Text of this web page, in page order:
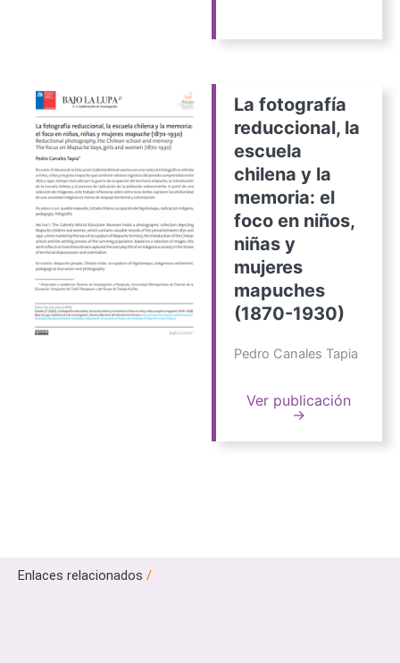
La fotografía
reduccional, la
escuela
chilena y la
memoria: el
foco en niños,
niñas y
mujeres
mapuches
(1870-1930)
Pedro Canales Tapia
Ver publicación
→
Enlaces relacionados /